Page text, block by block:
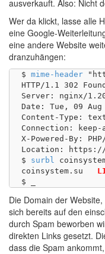
ausverkauft. Also: Nicht
Wer da klickt, lasse alle
eine Google-
eine andere Website
dranzuhängen:
$ mime-header
HTTP/1.1 302 Found
Server: nginx/
Date: Tue, 09 Aug
Content-Type:
Connection:
X-Powered-By:
Location: https://
$ surbl
Die Domain der
sich bereits auf den
durch Spam beworben
direkten Links gesetzt.
dass die Spam